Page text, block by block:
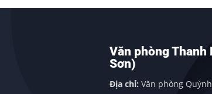
Văn phòng Thanh
Sơn)
Địa chỉ:Văn phòng Quỳnh